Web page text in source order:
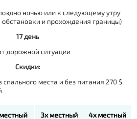
ночью или к следующему утру
и прохождения границы)
17 день
дорожной ситуации
Скидки:
спального места и без питания 270 $
3х местный
4х местный